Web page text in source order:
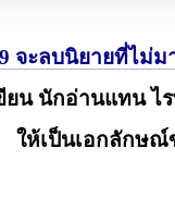
จะลบนิยายที่ไม่
ยน นักอ่านแทน ไร
ให้เป็นเอกลักษณ์